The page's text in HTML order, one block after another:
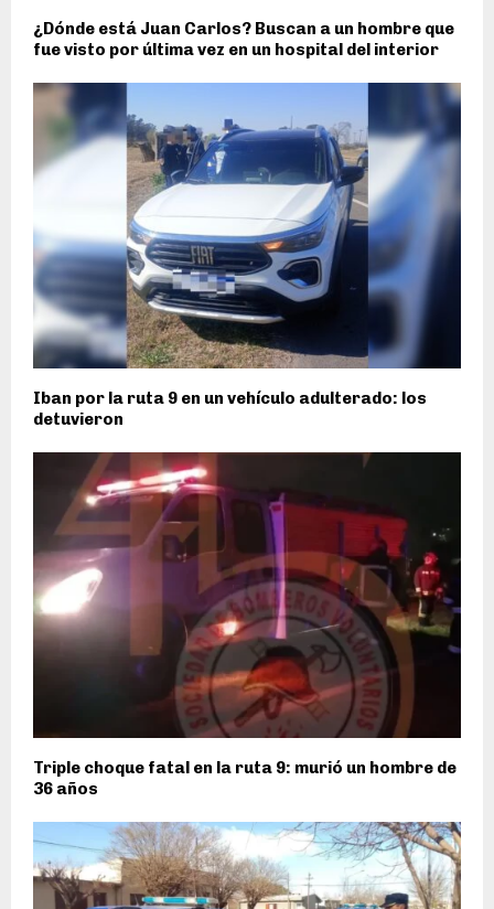
¿Dónde está Juan Carlos? Buscan a un hombre que
fue visto por última vez en un hospital del interior
Iban por la ruta 9 en un vehículo adulterado: los
detuvieron
Triple choque fatal en la ruta 9: murió un hombre de
36 años